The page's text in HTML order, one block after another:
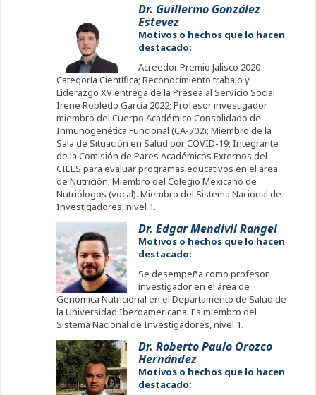
Dr. Guillermo González
Estevez
Motivos o hechos que lo hacen
destacado:
Acreedor Premio Jalisco 2020
Categoría Científica; Reconocimiento trabajo y
Liderazgo XV entrega de la Presea al Servicio Social
Irene Robledo García 2022; Profesor investigador
miembro del Cuerpo Académico Consolidado de
Inmunogenética Funcional (CA-702); Miembro de la
Sala de Situación en Salud por COVID-19; Integrante
de la Comisión de Pares Académicos Externos del
CIEES para evaluar programas educativos en el área
de Nutrición; Miembro del Colegio Mexicano de
Nutriólogos (vocal). Miembro del Sistema Nacional de
Investigadores, nivel 1.
Dr. Edgar Mendivil Rangel
Motivos o hechos que lo hacen
destacado:
Se desempeña como profesor
investigador en el área de
Genómica Nutricional en el Departamento de Salud de
la Universidad Iberoamericana. Es miembro del
Sistema Nacional de Investigadores, nivel 1.
Dr. Roberto Paulo Orozco
Hernández
Motivos o hechos que lo hacen
destacado: